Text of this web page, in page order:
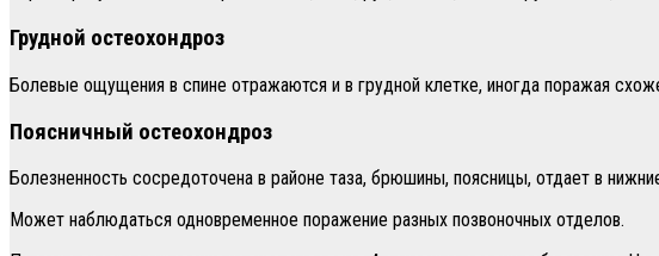
Грудной остеохондроз
Болевые ощущения в спине отражаются и в грудной клетке, иногда поражая
Поясничный остеохондроз
Болезненность сосредоточена в районе таза, брюшины, поясницы, отдает в
Может наблюдаться одновременное поражение разных позвоночных отделов.